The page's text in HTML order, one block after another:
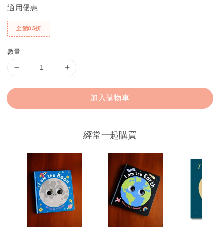
適用優惠
全館85折
數量
加入購物車
經常一起購買